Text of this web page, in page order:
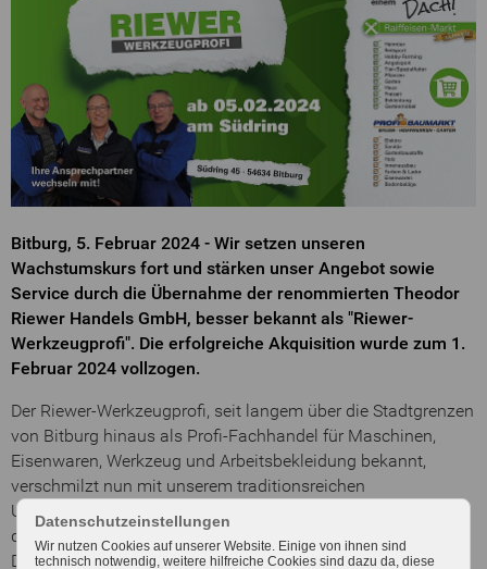
Bitburg, 5. Februar 2024 - Wir setzen unseren
Wachstumskurs fort und stärken unser Angebot sowie
Service durch die Übernahme der renommierten Theodor
Riewer Handels GmbH, besser bekannt als "Riewer-
Werkzeugprofi". Die erfolgreiche Akquisition wurde zum 1.
Februar 2024 vollzogen.
Der Riewer-Werkzeugprofi, seit langem über die Stadtgrenzen
von Bitburg hinaus als Profi-Fachhandel für Maschinen,
Eisenwaren, Werkzeug und Arbeitsbekleidung bekannt,
verschmilzt nun mit unserem traditionsreichen
Unternehmen. Dieser strategische Schritt erfolgt im Rahmen
der fortlaufenden Bestrebungen unsere
Dienstleistungsqualität und Sortimente zu verbessern und
Datenschutzeinstellungen
Wir nutzen Cookies auf unserer Website. Einige von ihnen sind
technisch notwendig, weitere hilfreiche Cookies sind dazu da, diese